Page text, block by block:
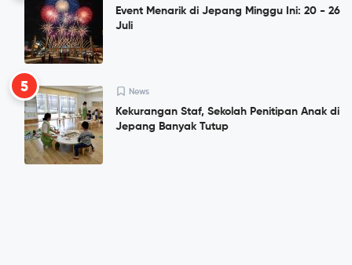
Event Menarik di Jepang Minggu Ini: 20 - 26
Juli
5 News
Kekurangan Staf, Sekolah Penitipan Anak di
Jepang Banyak Tutup